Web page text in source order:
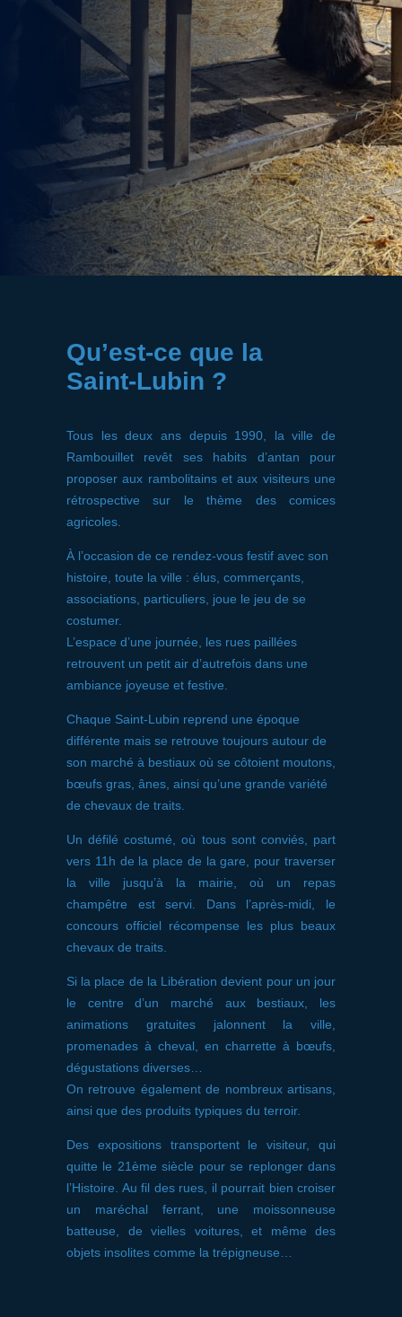
Qu’est-ce que la
Saint-Lubin ?
Tous les deux ans depuis 1990, la ville de
Rambouillet revêt ses habits d’antan pour
proposer aux rambolitains et aux visiteurs une
rétrospective sur le thème des comices
agricoles.
À l’occasion de ce rendez-vous festif avec son
histoire, toute la ville : élus, commerçants,
associations, particuliers, joue le jeu de se
costumer.
L’espace d’une journée, les rues paillées
retrouvent un petit air d’autrefois dans une
ambiance joyeuse et festive.
Chaque Saint-Lubin reprend une époque
différente mais se retrouve toujours autour de
son marché à bestiaux où se côtoient moutons,
bœufs gras, ânes, ainsi qu’une grande variété
de chevaux de traits.
Un défilé costumé, où tous sont conviés, part
vers 11h de la place de la gare, pour traverser
la ville jusqu’à la mairie, où un repas
champêtre est servi. Dans l’après-midi, le
concours officiel récompense les plus beaux
chevaux de traits.
Si la place de la Libération devient pour un jour
le centre d’un marché aux bestiaux, les
animations gratuites jalonnent la ville,
promenades à cheval, en charrette à bœufs,
dégustations diverses…
On retrouve également de nombreux artisans,
ainsi que des produits typiques du terroir.
Des expositions transportent le visiteur, qui
quitte le 21ème siècle pour se replonger dans
l’Histoire. Au fil des rues, il pourrait bien croiser
un maréchal ferrant, une moissonneuse
batteuse, de vielles voitures, et même des
objets insolites comme la trépigneuse…